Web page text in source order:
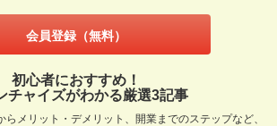
会員登録（無料）
初心者におすすめ！
チャイズがわかる厳選3記事
らメリット・デメリット、開業までのステップなど、